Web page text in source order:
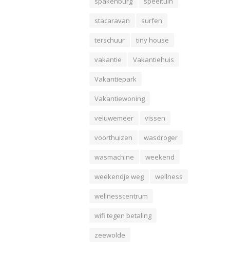
stacaravan surfen
terschuur tiny house
vakantie Vakantiehuis
Vakantiepark
Vakantiewoning
veluwemeer vissen
voorthuizen wasdroger
wasmachine weekend
weekendje weg wellness
wellnesscentrum
wifi tegen betaling
zeewolde